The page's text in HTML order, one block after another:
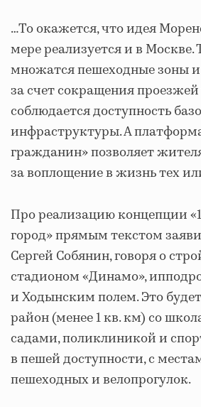
…То окажется, что идея
мере реализуется и в Москве.
множатся пешеходные зоны
за счет сокращения
соблюдается доступность
инфраструктуры. А
гражданин» позволяет
за воплощение в жизнь тех
Про реализацию концепции
город» прямым текстом
Сергей Собянин, говоря о
стадионом «Динамо»,
и Ходынским полем. Это
район (менее 1 кв. км) со
садами, поликлиникой и
в пешей доступности, с
пешеходных и велопрогулок.